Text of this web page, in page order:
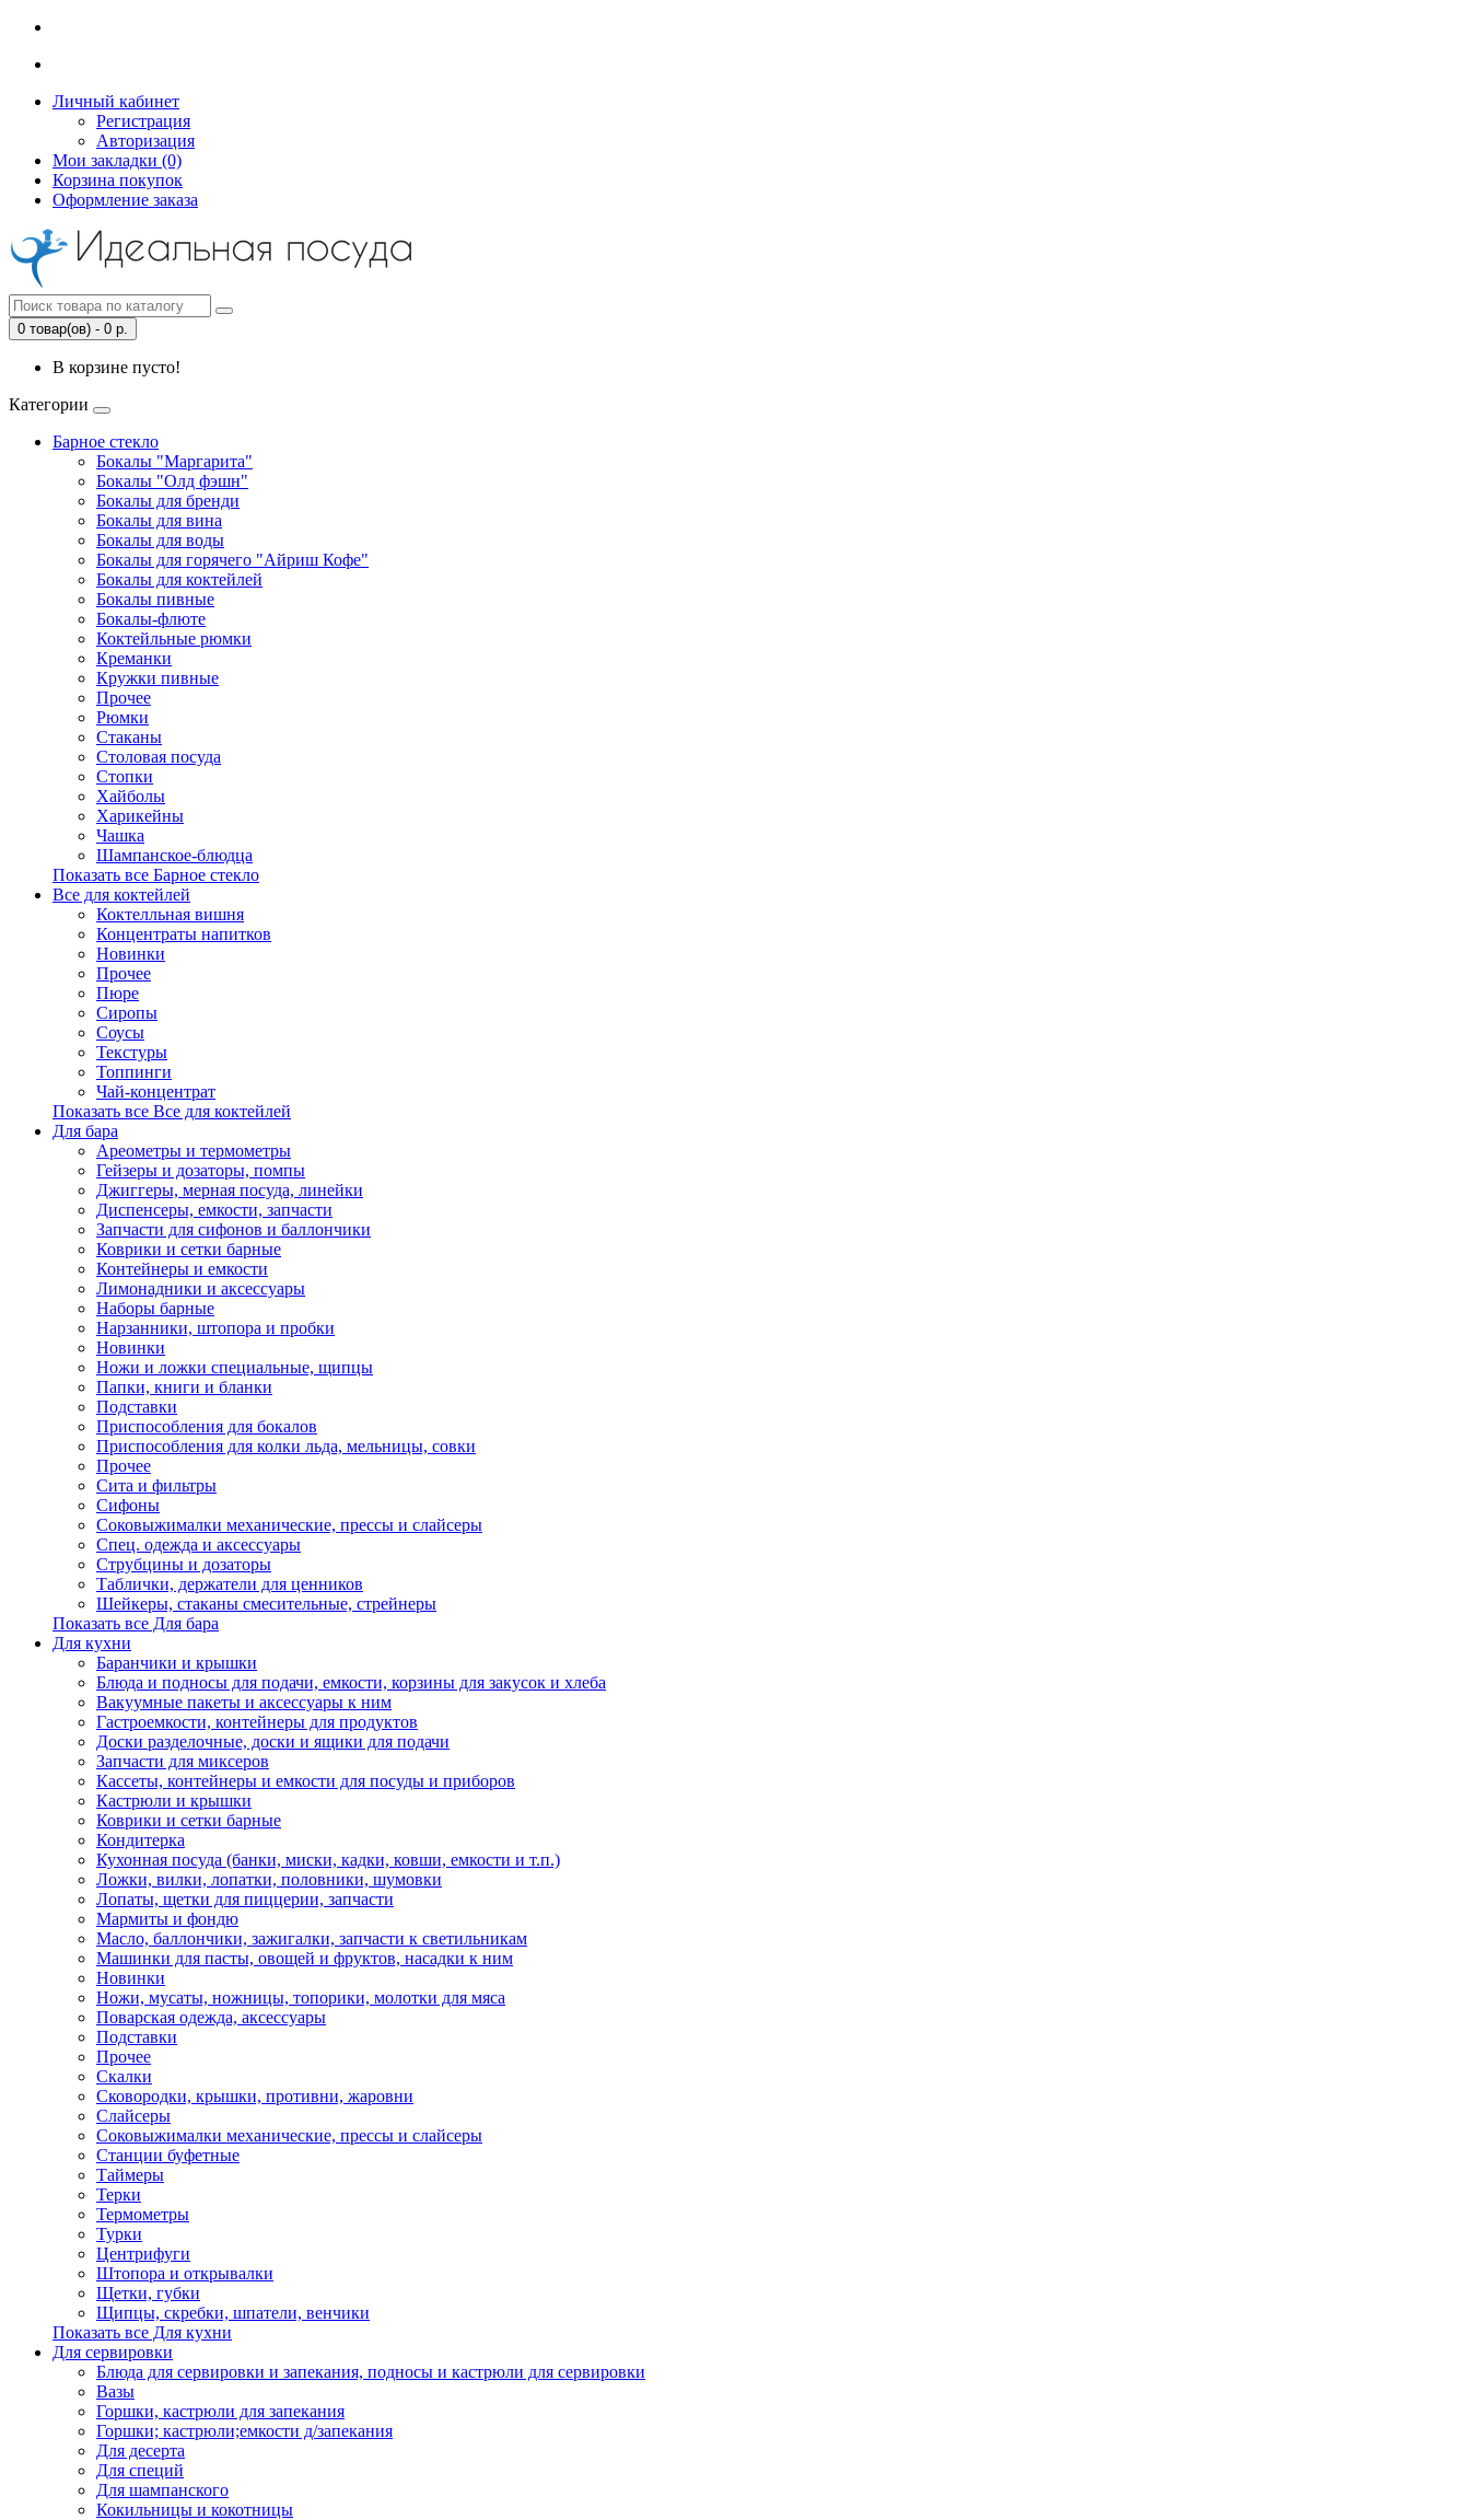
Личный кабинет
Регистрация
Авторизация
Мои закладки (0)
Корзина покупок
Оформление заказа
0 товар(ов) - 0 р.
В корзине пусто!
Категории
Барное стекло
Бокалы "Маргарита"
Бокалы "Олд фэшн"
Бокалы для бренди
Бокалы для вина
Бокалы для воды
Бокалы для горячего "Айриш Кофе"
Бокалы для коктейлей
Бокалы пивные
Бокалы-флюте
Коктейльные рюмки
Креманки
Кружки пивные
Прочее
Рюмки
Стаканы
Столовая посуда
Стопки
Хайболы
Харикейны
Чашка
Шампанское-блюдца
Показать все Барное стекло
Все для коктейлей
Коктелльная вишня
Концентраты напитков
Новинки
Прочее
Пюре
Сиропы
Соусы
Текстуры
Топпинги
Чай-концентрат
Показать все Все для коктейлей
Для бара
Ареометры и термометры
Гейзеры и дозаторы, помпы
Джиггеры, мерная посуда, линейки
Диспенсеры, емкости, запчасти
Запчасти для сифонов и баллончики
Коврики и сетки барные
Контейнеры и емкости
Лимонадники и аксессуары
Наборы барные
Нарзанники, штопора и пробки
Новинки
Ножи и ложки специальные, щипцы
Папки, книги и бланки
Подставки
Приспособления для бокалов
Приспособления для колки льда, мельницы, совки
Прочее
Сита и фильтры
Сифоны
Соковыжималки механические, прессы и слайсеры
Спец. одежда и аксессуары
Струбцины и дозаторы
Таблички, держатели для ценников
Шейкеры, стаканы смесительные, стрейнеры
Показать все Для бара
Для кухни
Баранчики и крышки
Блюда и подносы для подачи, емкости, корзины для закусок и хлеба
Вакуумные пакеты и аксессуары к ним
Гастроемкости, контейнеры для продуктов
Доски разделочные, доски и ящики для подачи
Запчасти для миксеров
Кассеты, контейнеры и емкости для посуды и приборов
Кастрюли и крышки
Коврики и сетки барные
Кондитерка
Кухонная посуда (банки, миски, кадки, ковши, емкости и т.п.)
Ложки, вилки, лопатки, половники, шумовки
Лопаты, щетки для пиццерии, запчасти
Мармиты и фондю
Масло, баллончики, зажигалки, запчасти к светильникам
Машинки для пасты, овощей и фруктов, насадки к ним
Новинки
Ножи, мусаты, ножницы, топорики, молотки для мяса
Поварская одежда, аксессуары
Подставки
Прочее
Скалки
Сковородки, крышки, противни, жаровни
Слайсеры
Соковыжималки механические, прессы и слайсеры
Станции буфетные
Таймеры
Терки
Термометры
Турки
Центрифуги
Штопора и открывалки
Щетки, губки
Щипцы, скребки, шпатели, венчики
Показать все Для кухни
Для сервировки
Блюда для сервировки и запекания, подносы и кастрюли для сервировки
Вазы
Горшки, кастрюли для запекания
Горшки; кастрюли;емкости д/запекания
Для десерта
Для специй
Для шампанского
Кокильницы и кокотницы